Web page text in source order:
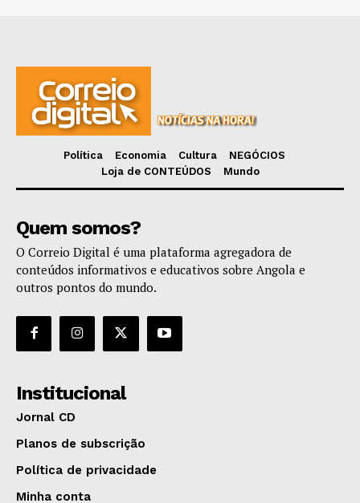
Política Economia Cultura
NEGÓCIOS
Loja de CONTEÚDOS
Mundo
Quem somos?
O Correio Digital é uma plataforma agregadora de
conteúdos informativos e educativos sobre Angola e
outros pontos do mundo.
Institucional
Jornal CD
Planos de subscrição
Política de privacidade
Minha conta